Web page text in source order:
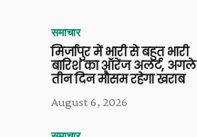
समाचार
मिर्जापुर में भारी से बहुत भारी
बारिश का ऑरेंज अलर्ट, अगले
तीन दिन मौसम रहेगा खराब
August 6, 2026